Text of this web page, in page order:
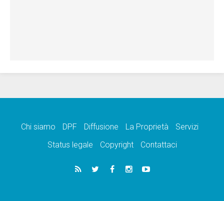
Chi siamo DPF Diffusione La Proprietà
Servizi
Status legale
Copyright Contattaci